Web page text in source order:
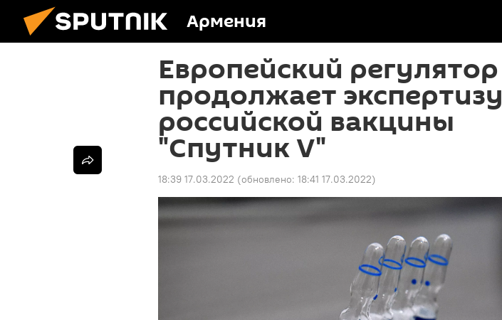
Армения
Европейский регулятор
продолжает экспертизу
российской вакцины
"Спутник V"
18:39 17.03.2022 (обновлено: 18:41 17.03.2022)